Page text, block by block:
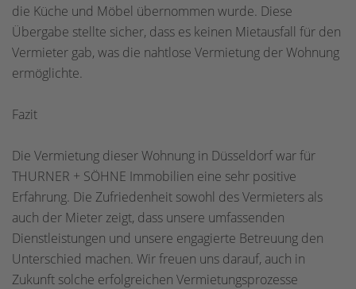
die Küche und Möbel übernommen wurde. Diese
Übergabe stellte sicher, dass es keinen Mietausfall für den
Vermieter gab, was die nahtlose Vermietung der Wohnung
ermöglichte.
Fazit
Die Vermietung dieser Wohnung in Düsseldorf war für
THURNER + SÖHNE Immobilien eine sehr positive
Erfahrung. Die Zufriedenheit sowohl des Vermieters als
auch der Mieter zeigt, dass unsere umfassenden
Dienstleistungen und unsere engagierte Betreuung den
Unterschied machen. Wir freuen uns darauf, auch in
Zukunft solche erfolgreichen Vermietungsprozesse